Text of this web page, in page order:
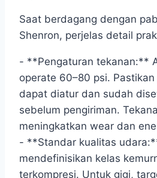
Saat berdagang dengan
Shenron, perjelas detail
- **Pengaturan tekanan:**
operate 60–80 psi.
dapat diatur dan sudah
sebelum pengiriman.
meningkatkan wear dan
- **Standar kualitas
mendefinisikan kelas
terkompresi. Untuk gigi,